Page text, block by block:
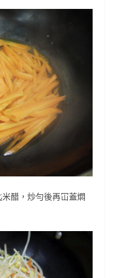
醋，炒勻後再冚蓋燜